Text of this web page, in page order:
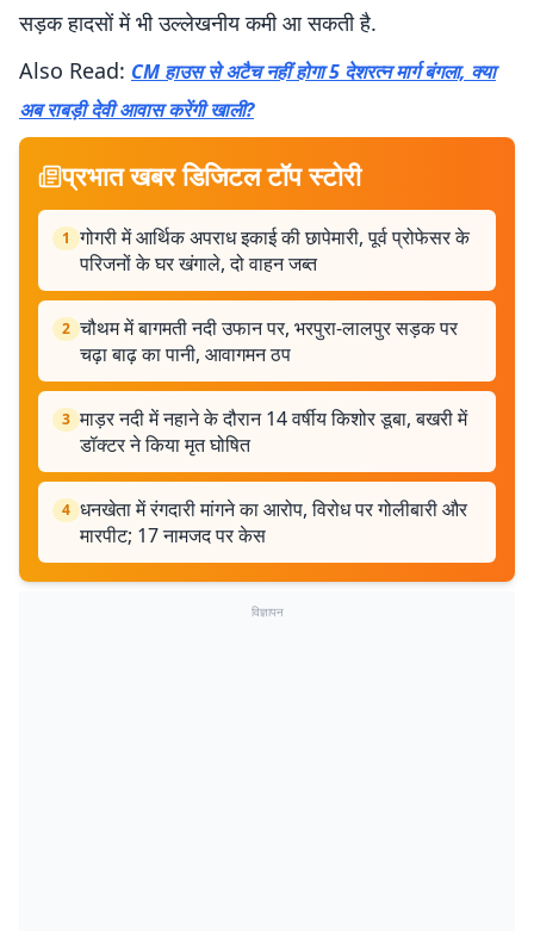
सड़क हादसों में भी उल्लेखनीय कमी आ सकती है.
Also Read: CM हाउस से अटैच नहीं होगा 5 देशरत्न मार्ग बंगला, क्या
अब राबड़ी देवी आवास करेंगी खाली?
प्रभात खबर डिजिटल टॉप स्टोरी
1 गोगरी में आर्थिक अपराध इकाई की छापेमारी, पूर्व प्रोफेसर के
परिजनों के घर खंगाले, दो वाहन जब्त
2 चौथम में बागमती नदी उफान पर, भरपुरा-लालपुर सड़क पर
चढ़ा बाढ़ का पानी, आवागमन ठप
3 माड़र नदी में नहाने के दौरान 14 वर्षीय किशोर डूबा, बखरी में
डॉक्टर ने किया मृत घोषित
4 धनखेता में रंगदारी मांगने का आरोप, विरोध पर गोलीबारी और
मारपीट; 17 नामजद पर केस
विज्ञापन